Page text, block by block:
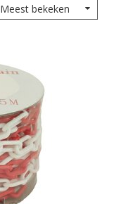
Meest bekeken